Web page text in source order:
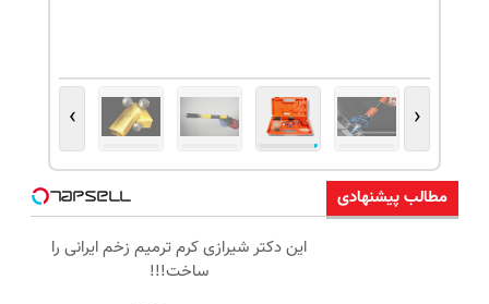
‹
›
مطالب پیشنهادی
این دکتر شیرازی کرم ترمیم زخم ایرانی را
ساخت!!!